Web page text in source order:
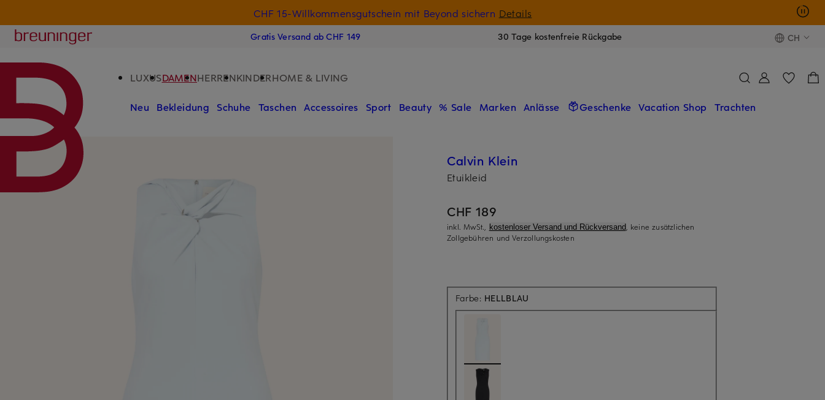
CHF 15-Willkommensgutschein mit Beyond sichern Details
Breuninger
Gratis Versand ab CHF 149 30 Tage kostenfreie Rückgabe CH
LUXUSDAMENHERRENKINDERHOME & LIVING
Neu Bekleidung Schuhe Taschen Accessoires Sport Beauty % Sale Marken Anlässe Geschenke Vacation Shop Trachten
Calvin Klein
Etuikleid
CHF 189
inkl. MwSt., kostenloser Versand und Rückversand, keine zusätzlichen
Zollgebühren und Verzollungskosten
Farbe: HELLBLAU